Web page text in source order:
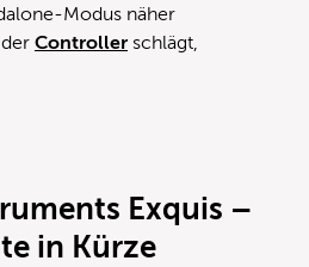
Modus näher
Controller schlägt,
Exquis –
in Kürze